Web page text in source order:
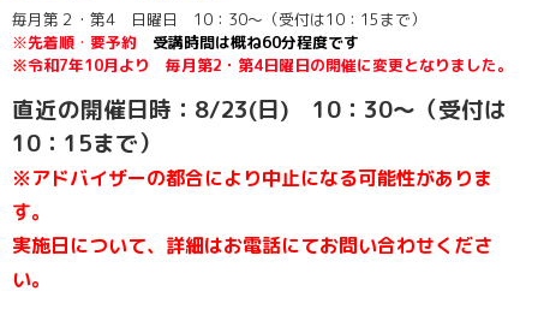
毎月第２・第4 日曜日 10：30～（受付は10：15まで）
※先着順・ 要予約 受講時間は概ね60分程度です
※令和7年10月より 毎月第2・第4日曜日の開催に変更となりました。
直近の開催日時：8/23(日) 10：30～（受付は
10：15まで）
※アドバイザーの都合により中止になる可能性がありま
す。
実施日について、詳細はお電話にてお問い合わせくださ
い。